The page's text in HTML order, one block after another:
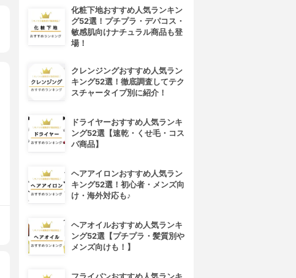
化粧下地おすすめ人気ランキン
グ52選！プチプラ・デパコス・
敏感肌向けナチュラル商品も登
場！
クレンジングおすすめ人気ラン
キング52選！徹底調査してテク
スチャータイプ別に紹介！
ドライヤーおすすめ人気ランキ
ング52選【速乾・くせ毛・コス
パ商品】
ヘアアイロンおすすめ人気ラン
キング52選！初心者・メンズ向
け・海外対応も♪
ヘアオイルおすすめ人気ランキ
ング52選【プチプラ・髪質別や
メンズ向けも！】